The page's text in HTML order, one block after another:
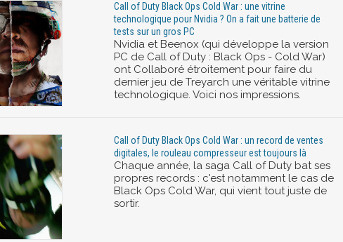
Call of Duty Black Ops Cold War : une vitrine
technologique pour Nvidia ? On a fait une batterie de
tests sur un gros PC
Nvidia et Beenox (qui développe la version
PC de Call of Duty : Black Ops - Cold War)
ont Collaboré étroitement pour faire du
dernier jeu de Treyarch une véritable vitrine
technologique. Voici nos impressions.
Call of Duty Black Ops Cold War : un record de ventes
digitales, le rouleau compresseur est toujours là
Chaque année, la saga Call of Duty bat ses
propres records : c'est notamment le cas de
Black Ops Cold War, qui vient tout juste de
sortir.